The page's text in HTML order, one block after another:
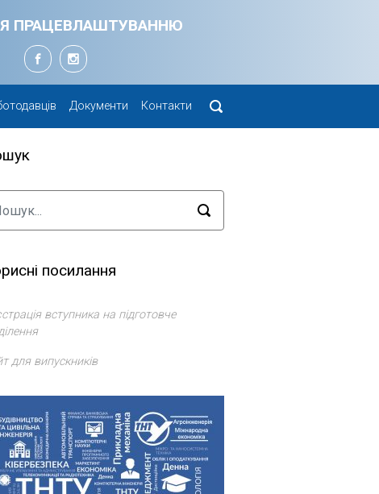
ПРАЦЕВЛАШТУВАННЮ
Документи Контакти
посилання
вступника на підготовче
для випускників